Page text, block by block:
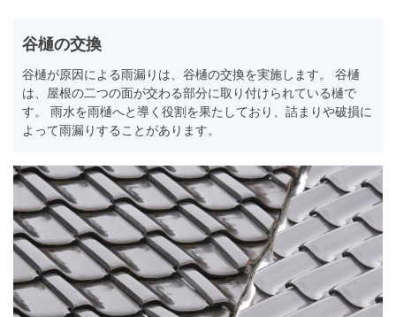
谷樋の交換
谷樋が原因による雨漏りは、谷樋の交換を実施します。 谷樋
は、屋根の二つの面が交わる部分に取り付けられている樋で
す。 雨水を雨樋へと導く役割を果たしており、詰まりや破損に
よって雨漏りすることがあります。